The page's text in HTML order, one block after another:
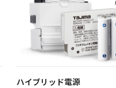
ハイブリッド電源